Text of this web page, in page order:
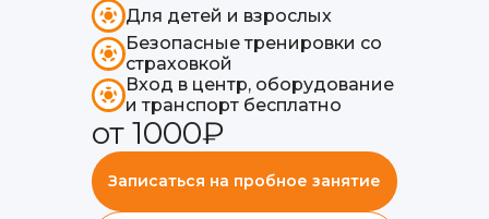
Для детей и взрослых
Безопасные тренировки со
страховкой
Вход в центр, оборудование
и транспорт бесплатно
от 1000₽
Записаться на пробное занятие